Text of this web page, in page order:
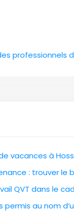
professionnels
vacances à
: trouver le
QVT dans le
au nom